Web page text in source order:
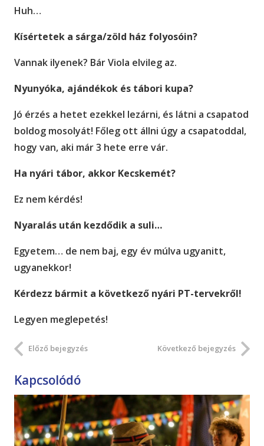
Huh…
Kísértetek a sárga/zöld ház folyosóin?
Vannak ilyenek? Bár Viola elvileg az.
Nyunyóka, ajándékok és tábori kupa?
Jó érzés a hetet ezekkel lezárni, és látni a csapatod
boldog mosolyát! Főleg ott állni úgy a csapatoddal,
hogy van, aki már 3 hete erre vár.
Ha nyári tábor, akkor Kecskemét?
Ez nem kérdés!
Nyaralás után kezdődik a suli…
Egyetem… de nem baj, egy év múlva ugyanitt,
ugyanekkor!
Kérdezz bármit a következő nyári PT-tervekről!
Legyen meglepetés!
Előző bejegyzés Következő bejegyzés
Kapcsolódó